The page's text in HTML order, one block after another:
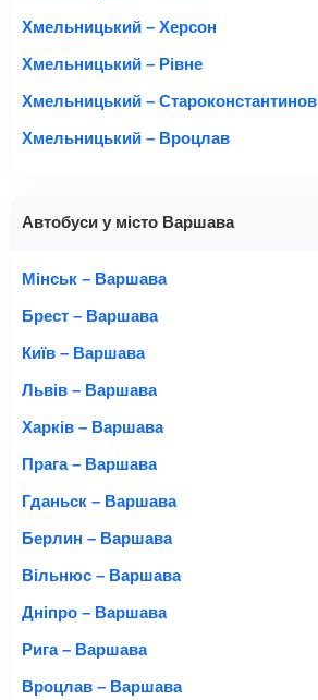
Хмельницький – Херсон
Хмельницький – Рівне
Хмельницький – Староконстантинов
Хмельницький – Вроцлав
Автобуси у місто Варшава
Мінськ – Варшава
Брест – Варшава
Київ – Варшава
Львів – Варшава
Харків – Варшава
Прага – Варшава
Гданьск – Варшава
Берлин – Варшава
Вільнюс – Варшава
Дніпро – Варшава
Рига – Варшава
Вроцлав – Варшава